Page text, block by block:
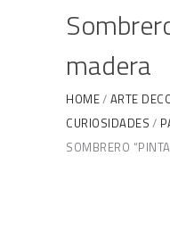
madera
HOME ARTE
CURIOSIDADES
SOMBRERO